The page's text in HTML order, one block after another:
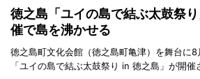
徳之島「ユイの島で結ぶ太鼓祭
催で島を沸かせる
徳之島町文化会館（徳之島町亀津）を舞台に
「ユイの島で結ぶ太鼓祭り in 徳之島」が開催